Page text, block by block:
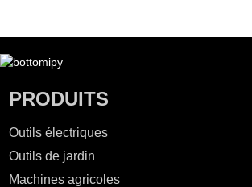
PRODUITS
Outils électriques
Outils de jardin
Machines agricoles